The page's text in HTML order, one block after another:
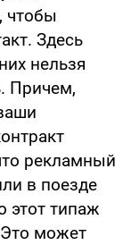
чтобы
Здесь
нельзя
Причем,
рекламный
в поезде
этот типаж
может